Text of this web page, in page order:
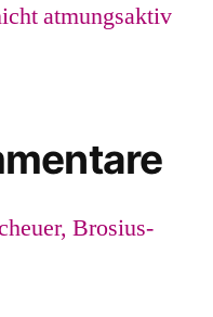
atmungsaktiv
Brosius-